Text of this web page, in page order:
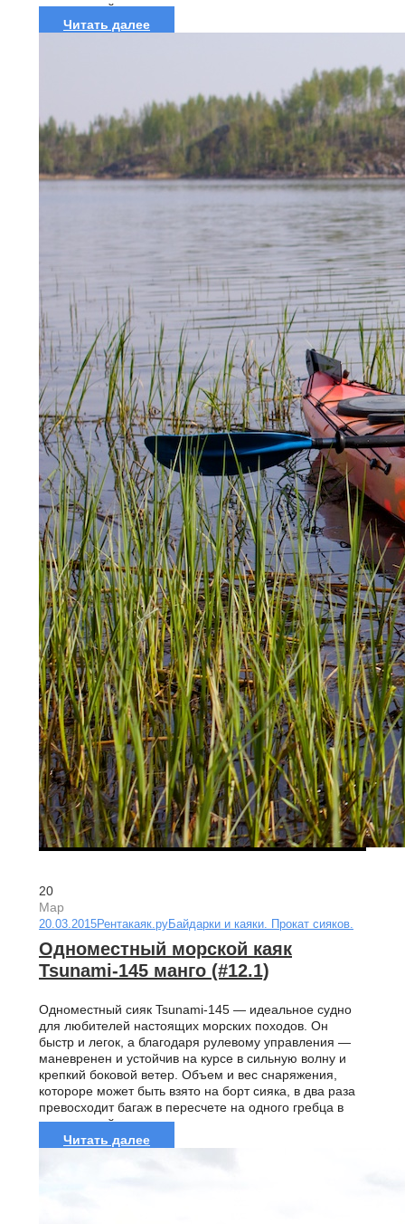
двухместной...
Читать далее
20
Мар
20.03.2015Рентакаяк.руБайдарки и каяки. Прокат сияков.
Одноместный морской каяк
Tsunami-145 манго (#12.1)
Одноместный сияк Tsunami-145 — идеальное судно
для любителей настоящих морских походов. Он
быстр и легок, а благодаря рулевому управления —
маневренен и устойчив на курсе в сильную волну и
крепкий боковой ветер. Объем и вес снаряжения,
котороре может быть взято на борт сияка, в два раза
превосходит багаж в пересчете на одного гребца в
двухместной...
Читать далее